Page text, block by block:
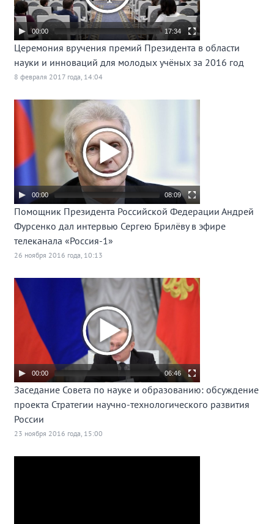
00:00 17:34
Церемония вручения премий Президента в области
науки и инноваций для молодых учёных за 2016 год
8 февраля 2017 года, 14:04
00:00 08:09
Помощник Президента Российской Федерации Андрей
Фурсенко дал интервью Сергею Брилёву в эфире
телеканала «Россия-1»
26 ноября 2016 года, 10:13
00:00 06:46
Заседание Совета по науке и образованию: обсуждение
проекта Стратегии научно-технологического развития
России
23 ноября 2016 года, 15:00